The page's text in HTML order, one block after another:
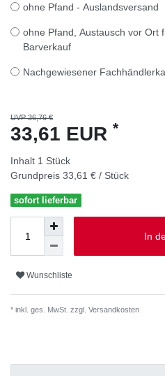
ohne Pfand - Auslandsversand
ohne Pfand, Austausch vor Ort
Barverkauf
Nachgewiesener
UVP 36,76 €
33,61 EUR *
Inhalt 1 Stück
Grundpreis 33,61 € / Stück
sofort lieferbar
In
Wunschliste
* inkl. ges. MwSt. zzgl. Versandkosten